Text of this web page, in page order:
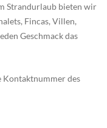
Strandurlaub bieten wir
Fincas, Villen,
Geschmack das
Kontaktnummer des